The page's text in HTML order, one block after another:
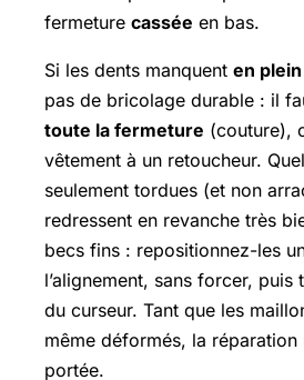
fermeture cassée en bas.
Si les dents manquent en
pas de bricolage durable : il
toute la fermeture (couture),
vêtement à un retoucheur.
seulement tordues (et non
redressent en revanche très
becs fins : repositionnez-les
l’alignement, sans forcer, puis
du curseur. Tant que les
même déformés, la réparation
portée.